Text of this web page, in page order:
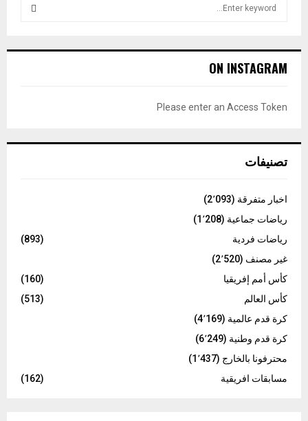
h
C
ON INSTAGRAM
Please enter an Access Token
تصنيفات
اخبار متفرقة (2٬093)
رياضات جماعية (1٬208)
رياضات فردية
(893)
غير مصنف (2٬520)
كأس أمم إفريقيا
(160)
كأس العالم
(513)
كرة قدم عالمية (4٬169)
كرة قدم وطنية (6٬249)
محترفونا بالخارج (1٬437)
مسابقات افريقية
(162)